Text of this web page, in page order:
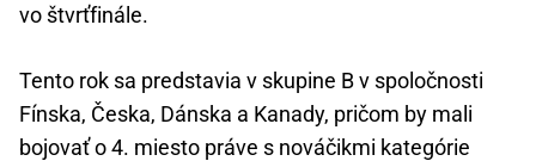
vo štvrťfinále.
Tento rok sa predstavia v skupine B v spoločnosti
Fínska, Česka, Dánska a Kanady, pričom by mali
bojovať o 4. miesto práve s nováčikmi kategórie